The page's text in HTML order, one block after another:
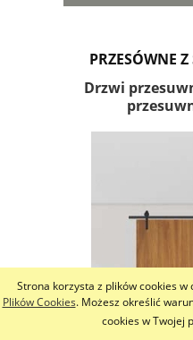
Strona korzysta z plików cookies w
Plików Cookies. Możesz określić
cookies w Twojej
PRZESÓWNE
Drzwi